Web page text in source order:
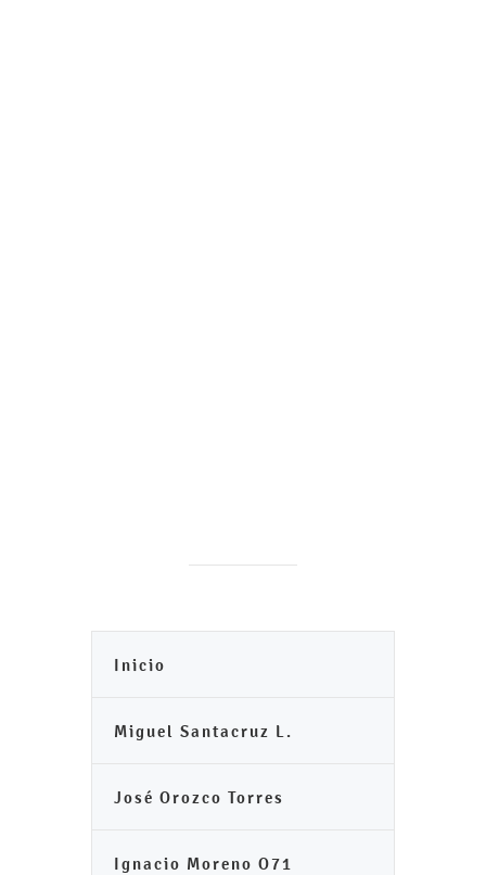
Inicio
Miguel Santacruz L.
José Orozco Torres
Ignacio Moreno O71